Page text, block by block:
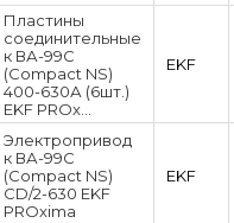
Пластины
соединительные
к ВА-99С
(Compact NS)
400-630А (6шт.)
EKF PROx...
EKF
Электропривод
к ВА-99С
(Compact NS)
CD/2-630 EKF
PROxima
EKF